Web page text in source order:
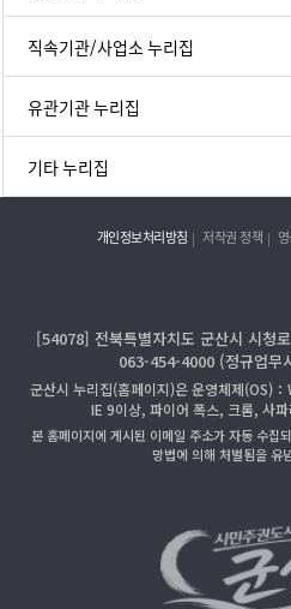
직속기관/사업소 누리집
유관기관 누리집
기타 누리집
개인정보처리방침 저작권 정책
[54078] 전북특별자치도 군산시 시청
063-454-4000 (정규업무
군산시 누리집(홈페이지)은 운영체제(OS)
IE 9이상, 파이어 폭스, 크롬, 사
본 홈페이지에 게시된 이메일 주소가 자동 수집
망법에 의해 처벌됨을 유